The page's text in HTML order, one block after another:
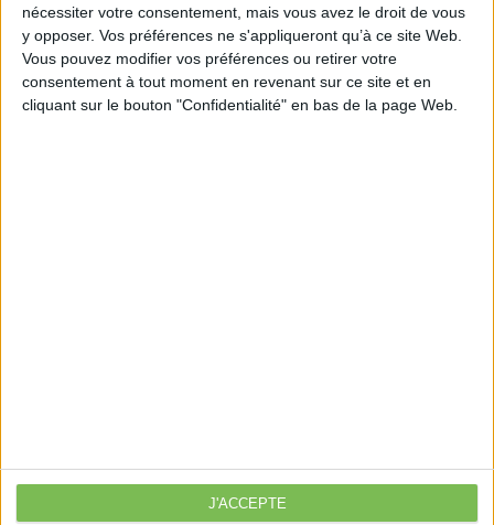
nécessiter votre consentement, mais vous avez le droit de vous
y opposer. Vos préférences ne s'appliqueront qu’à ce site Web.
Vous pouvez modifier vos préférences ou retirer votre
consentement à tout moment en revenant sur ce site et en
cliquant sur le bouton "Confidentialité" en bas de la page Web.
J'ACCEPTE
Les 03/12/2020 ou 07/01/2021 ou 04/02/2021 de
10h00 à 12h30 sur inscription.
À la une